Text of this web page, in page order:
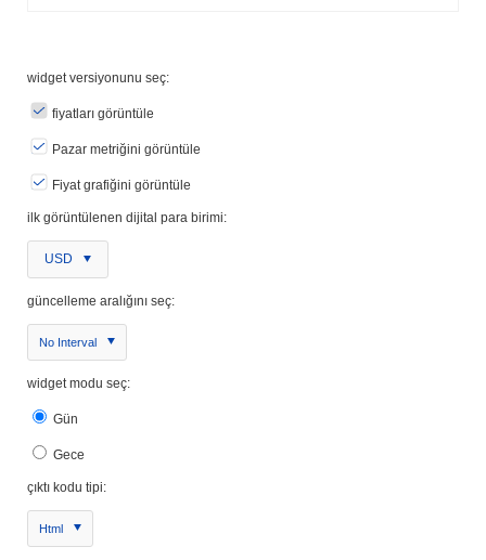
widget versiyonunu seç:
fiyatları görüntüle
Pazar metriğini görüntüle
Fiyat grafiğini görüntüle
ilk görüntülenen dijital para birimi:
USD
güncelleme aralığını seç:
No Interval
widget modu seç:
Gün
Gece
çıktı kodu tipi:
Html